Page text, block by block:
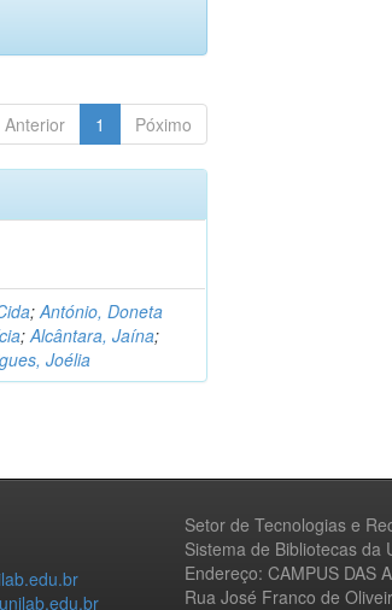
Anterior 1 Póximo
;António, Doneta
;Alcântara, Jaína;
Joélia
Setor de Tecnologias e
Sistema de Bibliotecas da
Endereço: CAMPUS DAS
Rua José Franco de